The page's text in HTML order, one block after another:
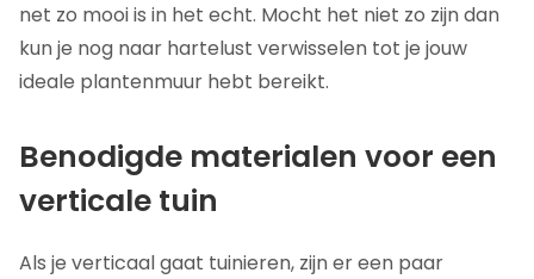
net zo mooi is in het echt. Mocht het niet zo zijn dan
kun je nog naar hartelust verwisselen tot je jouw
ideale plantenmuur hebt bereikt.
Benodigde materialen voor een
verticale tuin
Als je verticaal gaat tuinieren, zijn er een paar